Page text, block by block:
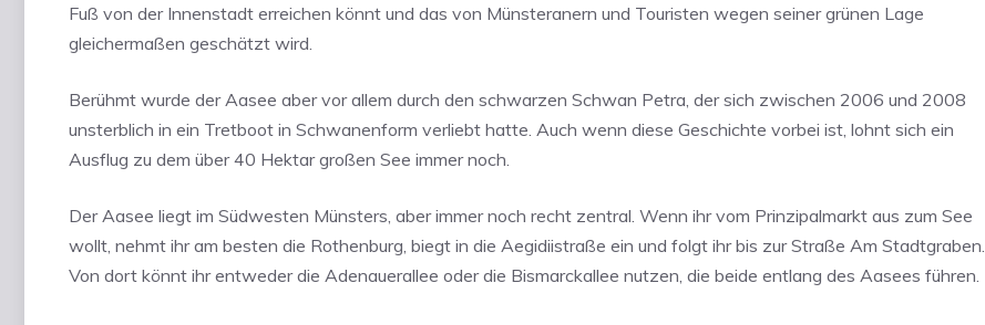
Fuß von der Innenstadt erreichen könnt und das von Münsteranern und Touristen wegen seiner grünen Lage
gleichermaßen geschätzt wird.
Berühmt wurde der Aasee aber vor allem durch den schwarzen Schwan Petra, der sich zwischen 2006 und 2008
unsterblich in ein Tretboot in Schwanenform verliebt hatte. Auch wenn diese Geschichte vorbei ist, lohnt sich ein
Ausflug zu dem über 40 Hektar großen See immer noch.
Der Aasee liegt im Südwesten Münsters, aber immer noch recht zentral. Wenn ihr vom Prinzipalmarkt aus zum See
wollt, nehmt ihr am besten die Rothenburg, biegt in die Aegidiistraße ein und folgt ihr bis zur Straße Am Stadtgraben.
Von dort könnt ihr entweder die Adenauerallee oder die Bismarckallee nutzen, die beide entlang des Aasees führen.